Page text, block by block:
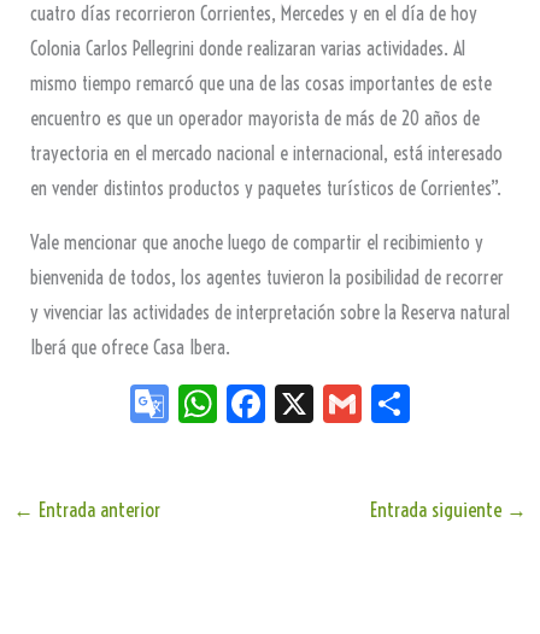
cuatro días recorrieron Corrientes, Mercedes y en el día de hoy
Colonia Carlos Pellegrini donde realizaran varias actividades. Al
mismo tiempo remarcó que una de las cosas importantes de este
encuentro es que un operador mayorista de más de 20 años de
trayectoria en el mercado nacional e internacional, está interesado
en vender distintos productos y paquetes turísticos de Corrientes”.
Vale mencionar que anoche luego de compartir el recibimiento y
bienvenida de todos, los agentes tuvieron la posibilidad de recorrer
y vivenciar las actividades de interpretación sobre la Reserva natural
Iberá que ofrece Casa Ibera.
Go W
Fa
X
G
← Entrada anterior Entrada siguiente →